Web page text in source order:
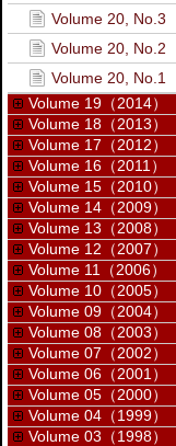
Volume 20, No.3
Volume 20, No.2
Volume 20, No.1
Volume 19（2014）
Volume 18（2013）
Volume 17（2012）
Volume 16（2011）
Volume 15（2010）
Volume 14（2009）
Volume 13（2008）
Volume 12（2007）
Volume 11（2006）
Volume 10（2005）
Volume 09（2004）
Volume 08（2003）
Volume 07（2002）
Volume 06（2001）
Volume 05（2000）
Volume 04（1999）
Volume 03（1998）